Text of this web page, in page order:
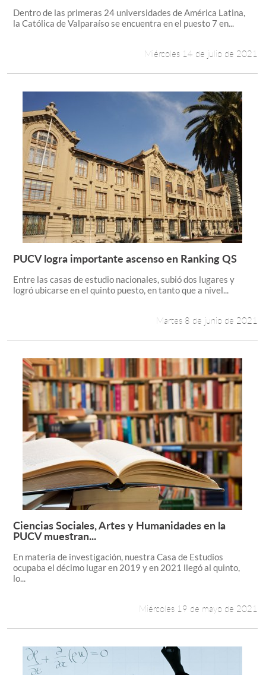
Dentro de las primeras 24 universidades de América Latina,
la Católica de Valparaíso se encuentra en el puesto 7 en...
Miércoles 14 de julio de 2021
Leer más +
PUCV logra importante ascenso en Ranking QS
Entre las casas de estudio nacionales, subió dos lugares y
logró ubicarse en el quinto puesto, en tanto que a nivel...
Martes 8 de junio de 2021
Leer más +
Ciencias Sociales, Artes y Humanidades en la
PUCV muestran...
En materia de investigación, nuestra Casa de Estudios
ocupaba el décimo lugar en 2019 y en 2021 llegó al quinto,
lo...
Miércoles 19 de mayo de 2021